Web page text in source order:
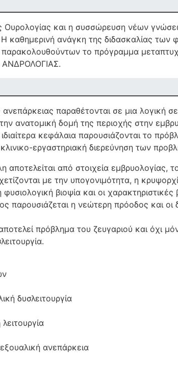
Ουρολογίας και η συσσώρευση νέων
καθημερινή ανάγκη της διδασκαλίας των
το πρόγραμμα
ΑΝΔΡΟΛΟΓΙΑΣ.
παραθέτονται σε μια λογική
ανατομική δομή της περιοχής στην
κεφάλαια παρουσιάζονται το
εργαστηριακή διερεύνηση των
από στοιχεία εμβρυολογίας,
με την υπογονιμότητα, η
βιοψία και οι
παρουσιάζεται η νεώτερη πρόοδος και
πρόβλημα του ζευγαριού και όχι
δυσλειτουργία
ανεπάρκεια